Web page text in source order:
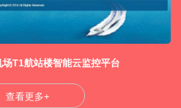
T1航站楼智能云监控平台
查看更多+